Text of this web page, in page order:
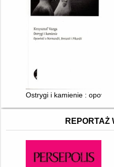
Ostrygi i kamienie :
REPORTAŻ